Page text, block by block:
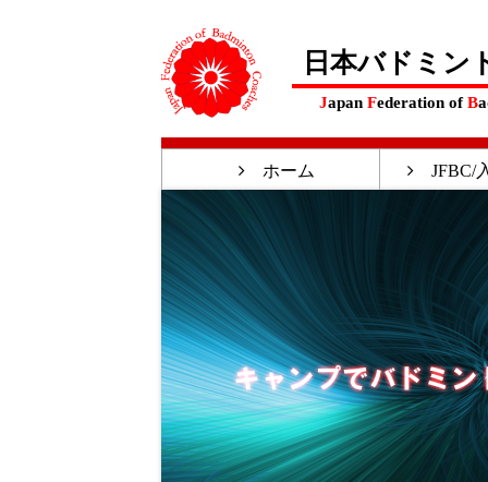
日本バドミン
Japan Federation ofB
ホーム JFBC/